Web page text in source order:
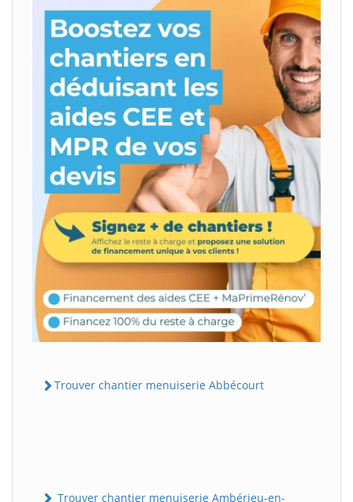
Trouver chantier menuiserie Abbécourt
Trouver chantier menuiserie Ambérieu-en-